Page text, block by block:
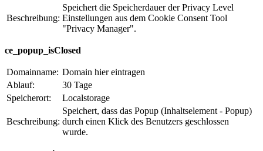
Beschreibung:
Speichert die Speicherdauer der Privacy Level
Einstellungen aus dem Cookie Consent Tool
"Privacy Manager".
ce_popup_isClosed
Domainname: Domain hier eintragen
Ablauf:
30 Tage
Speicherort:
Localstorage
Beschreibung:
Speichert, dass das Popup (Inhaltselement - Popup)
durch einen Klick des Benutzers geschlossen
wurde.